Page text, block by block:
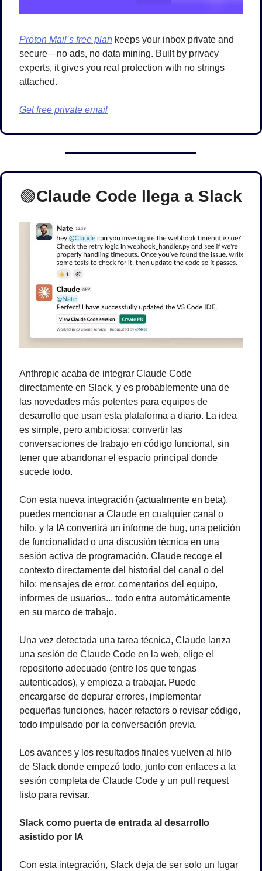
Proton Mail’s free plan keeps your inbox private and
secure—no ads, no data mining. Built by privacy
experts, it gives you real protection with no strings
attached.
Get free private email
🟢Claude Code llega a Slack
Anthropic acaba de integrar Claude Code
directamente en Slack, y es probablemente una de
las novedades más potentes para equipos de
desarrollo que usan esta plataforma a diario. La idea
es simple, pero ambiciosa: convertir las
conversaciones de trabajo en código funcional, sin
tener que abandonar el espacio principal donde
sucede todo.
Con esta nueva integración (actualmente en beta),
puedes mencionar a Claude en cualquier canal o
hilo, y la IA convertirá un informe de bug, una petición
de funcionalidad o una discusión técnica en una
sesión activa de programación. Claude recoge el
contexto directamente del historial del canal o del
hilo: mensajes de error, comentarios del equipo,
informes de usuarios... todo entra automáticamente
en su marco de trabajo.
Una vez detectada una tarea técnica, Claude lanza
una sesión de Claude Code en la web, elige el
repositorio adecuado (entre los que tengas
autenticados), y empieza a trabajar. Puede
encargarse de depurar errores, implementar
pequeñas funciones, hacer refactors o revisar código,
todo impulsado por la conversación previa.
Los avances y los resultados finales vuelven al hilo
de Slack donde empezó todo, junto con enlaces a la
sesión completa de Claude Code y un pull request
listo para revisar.
Slack como puerta de entrada al desarrollo
asistido por IA
Con esta integración, Slack deja de ser solo un lugar